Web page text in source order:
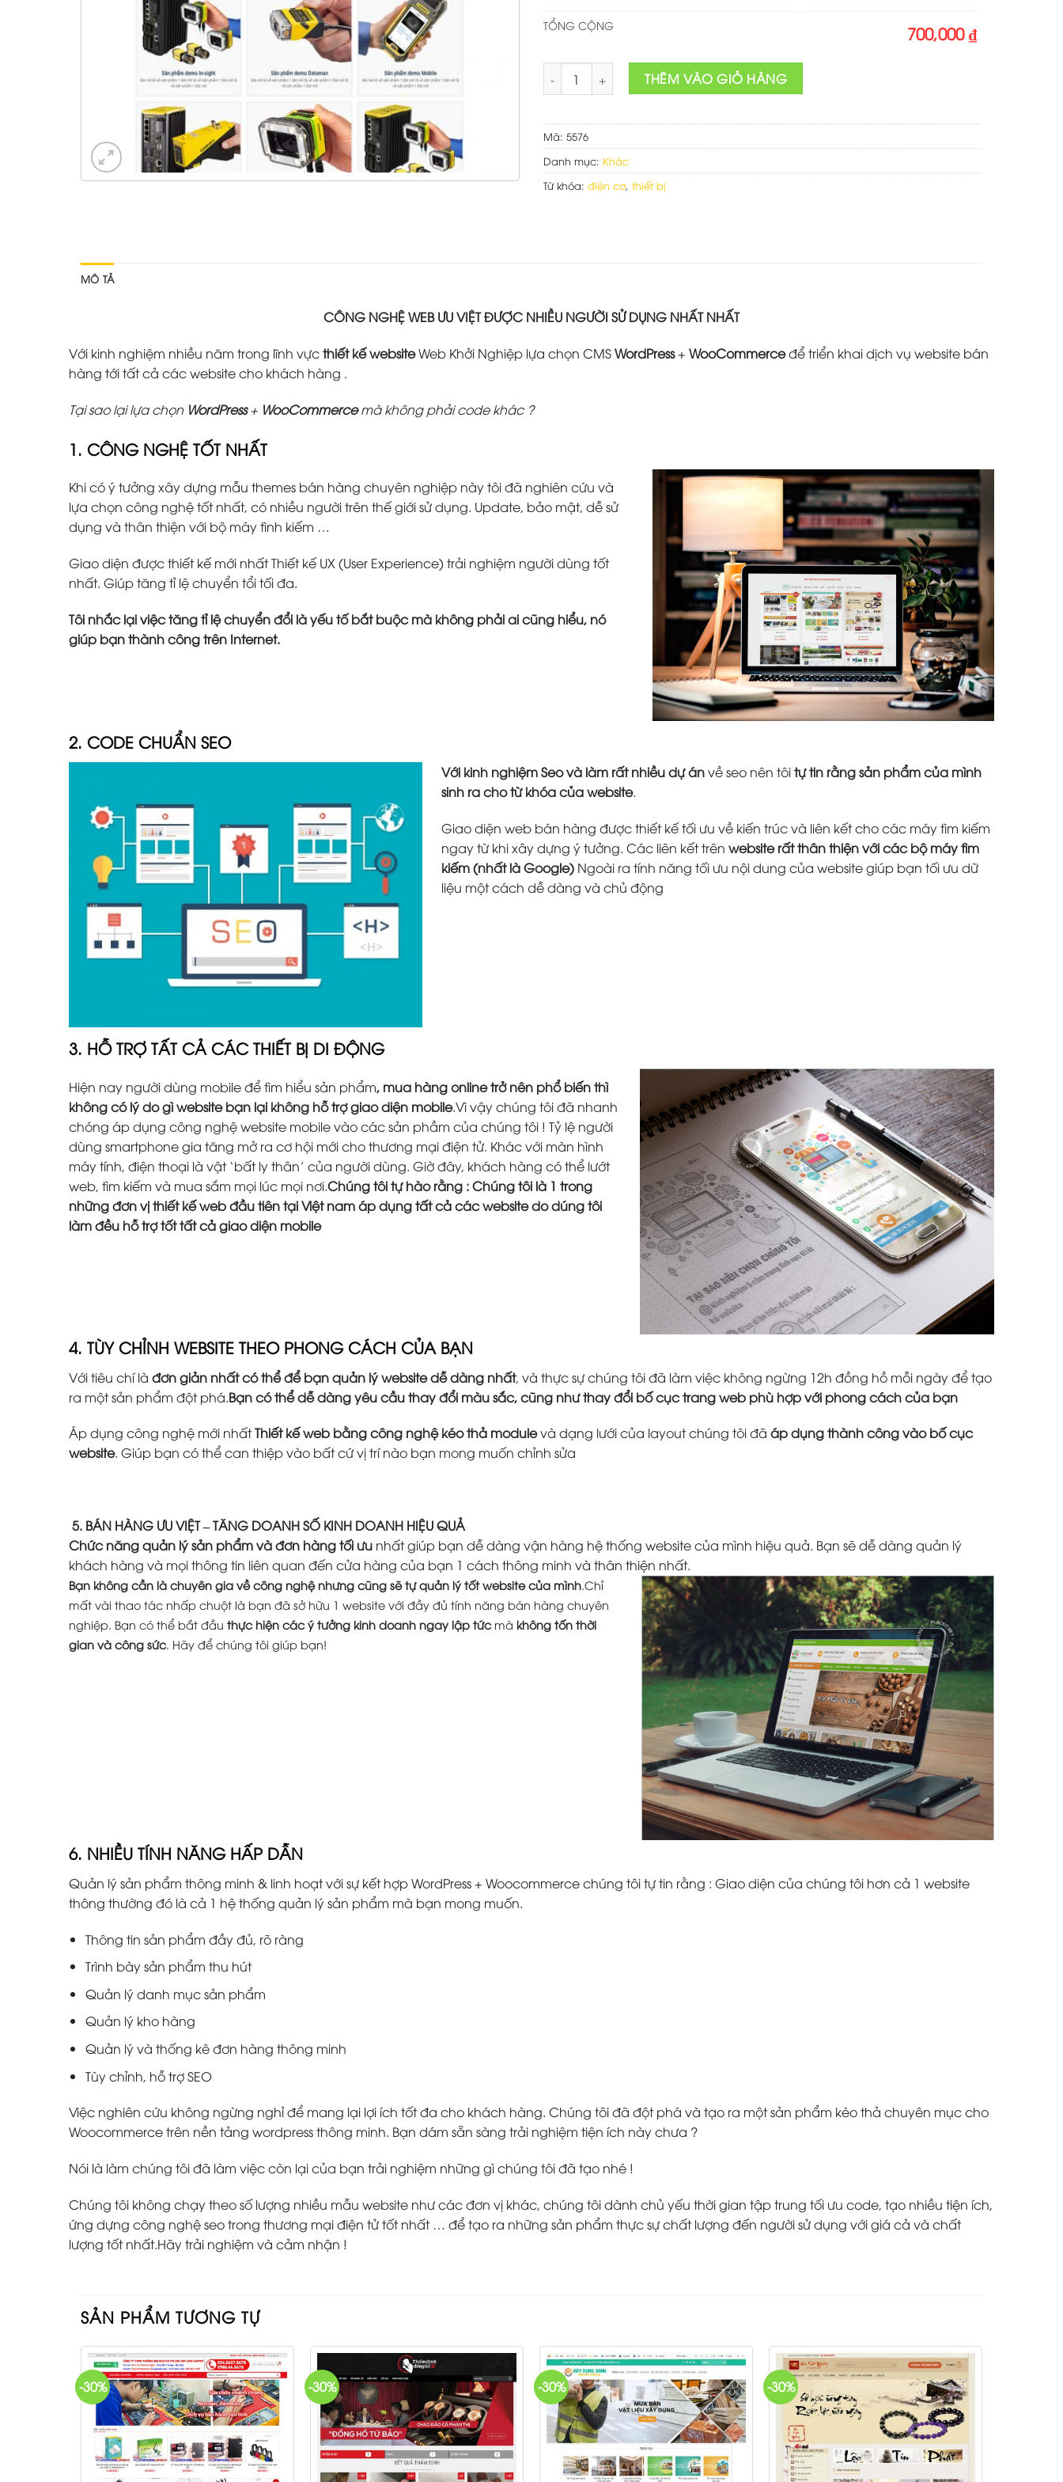
TỔNG CỘNG 700,000 ₫
Web sản phẩm điện cơ số lượng
THÊM VÀO GIỎ HÀNG
Mã: 5576
Danh mục: Khác
Từ khóa: điện cơ, thiết bị
MÔ TẢ
CÔNG NGHỆ WEB ƯU VIỆT ĐƯỢC NHIỀU NGƯỜI SỬ DỤNG NHẤT NHẤT
Với kinh nghiệm nhiều năm trong lĩnh vựcthiết kế websiteWeb Khởi Nghiệp lựa chọn CMSWordPress+ WooCommerceđể triển khai dịch vụ website bán
hàng tới tất cả các website cho khách hàng .
Tại sao lại lựa chọn WordPress+ WooCommercemà không phải code khác ?
1. CÔNG NGHỆ TỐT NHẤT
Khi có ý tưởng xây dựng mẫu themes bán hàng chuyên nghiệp này tôi đã nghiên cứu và
lựa chọn công nghệ tốt nhất, có nhiều người trên thế giới sử dụng. Update, bảo mật, dễ sử
dụng và thân thiện với bộ máy tình kiếm …
Giao diện được thiết kế mới nhất Thiết kế UX (User Experience) trải nghiệm người dùng tốt
nhất. Giúp tăng tỉ lệ chuyển tổi tối đa.
Tôi nhắc lại việc tăng tỉ lệ chuyển đổi là yếu tố bắt buộc mà không phải ai cũng hiểu, nó
giúp bạn thành công trên Internet.
2. CODE CHUẨN SEO
Với kinh nghiệm Seo và làm rất nhiều dự ánvề seo nên tôitự tin rằng sản phẩm của mình
sinh ra cho từ khóa của website.
Giao diện web bán hàng được thiết kế tối ưu về kiến trúc và liên kết cho các máy tìm kiếm
ngay từ khi xây dựng ý tưởng. Các liên kết trên website rất thân thiện với các bộ máy tìm
kiếm (nhất là Google) Ngoài ra tính năng tối ưu nội dung của website giúp bạn tối ưu dữ
liệu một cách dễ dàng và chủ động
3. HỖ TRỢ TẤT CẢ CÁC THIẾT BỊ DI ĐỘNG
Hiện nay người dùng mobile để tìm hiểu sản phẩm, mua hàng online trở nên phổ biến thì
không có lý do gì website bạn lại không hỗ trợ giao diện mobile.Vì vậy chúng tôi đã nhanh
chóng áp dụng công nghệ website mobile vào các sản phầm của chúng tôi ! Tỷ lệ người
dùng smartphone gia tăng mở ra cơ hội mới cho thương mại điện tử. Khác với màn hình
máy tính, điện thoại là vật ‘bất ly thân’ của người dùng. Giờ đây, khách hàng có thể lướt
web, tìm kiếm và mua sắm mọi lúc mọi nơi.Chúng tôi tự hào rằng : Chúng tôi là 1 trong
những đơn vị thiết kế web đầu tiên tại Việt nam áp dụng tất cả các website do dúng tôi
làm đều hỗ trợ tốt tất cả giao diện mobile
4. TÙY CHỈNH WEBSITE THEO PHONG CÁCH CỦA BẠN
Với tiêu chí là đơn giản nhất có thể để bạn quản lý website dễ dàng nhất, và thực sự chúng tôi đã làm việc không ngừng 12h đồng hồ mỗi ngày để tạo
ra một sản phẩm đột phá.Bạn có thể dễ dàng yêu cầu thay đổi màu sắc, cũng như thay đổi bố cục trang web phù hợp với phong cách của bạn
Áp dụng công nghệ mới nhấtThiết kế web bằng công nghệ kéo thả modulevà dạng lưới của layout chúng tôi đã áp dụng thành công vào bố cục
website. Giúp bạn có thể can thiệp vào bất cứ vị trí nào bạn mong muốn chỉnh sửa
5. BÁN HÀNG ƯU VIỆT – TĂNG DOANH SỐ KINH DOANH HIỆU QUẢ
Chức năng quản lý sản phẩm và đơn hàng tối ưu nhất giúp bạn dễ dàng vận hàng hệ thống website của mình hiệu quả. Bạn sẽ dễ dàng quản lý
khách hàng và mọi thông tin liên quan đến cửa hàng của bạn 1 cách thông minh và thân thiện nhất.
Bạn không cần là chuyên gia về công nghệ nhưng cũng sẽ tự quản lý tốt website của mình.Chỉ
mất vài thao tác nhấp chuột là bạn đã sở hữu 1 website với đầy đủ tính năng bán hàng chuyên
nghiệp. Bạn có thể bắt đầu thực hiện các ý tưởng kinh doanh ngay lập tứcmà không tốn thời
gian và công sức. Hãy để chúng tôi giúp bạn!
6. NHIỀU TÍNH NĂNG HẤP DẪN
Quản lý sản phẩm thông minh & linh hoạt với sự kết hợp WordPress + Woocommerce chúng tôi tự tin rằng : Giao diện của chúng tôi hơn cả 1 website
thông thường đó là cả 1 hệ thống quản lý sản phẩm mà bạn mong muốn.
Thông tin sản phẩm đầy đủ, rõ ràng
Trình bày sản phẩm thu hút
Quản lý danh mục sản phẩm
Quản lý kho hàng
Quản lý và thống kê đơn hàng thông minh
Tùy chỉnh, hỗ trợ SEO
Việc nghiên cứu không ngừng nghỉ để mang lại lợi ích tốt đa cho khách hàng. Chúng tôi đã đột phá và tạo ra một sản phẩm kéo thả chuyên mục cho
Woocommerce trên nền tảng wordpress thông minh. Bạn dám sẵn sàng trải nghiệm tiện ích này chưa ?
Nói là làm chúng tôi đã làm việc còn lại của bạn trải nghiệm những gì chúng tôi đã tạo nhé !
Chúng tôi không chạy theo số lượng nhiều mẫu website như các đơn vị khác, chúng tôi dành chủ yếu thời gian tập trung tối ưu code, tạo nhiều tiện ích,
ứng dựng công nghệ seo trong thương mại điện tử tốt nhất … để tạo ra những sản phẩm thực sự chất lượng đến người sử dụng với giá cả và chất
lượng tốt nhất.Hãy trải nghiệm và cảm nhận !
SẢN PHẨM TƯƠNG TỰ
-30% -30% -30% -30%